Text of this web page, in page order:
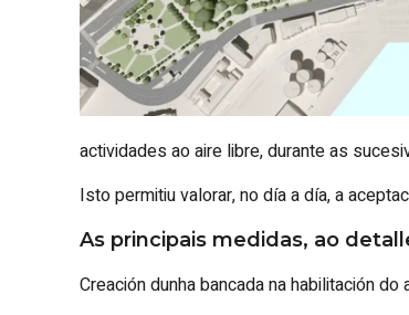
actividades ao aire libre, durante as
Isto permitiu valorar, no día a día, a
As principais medidas, ao
Creación dunha bancada na habilitación